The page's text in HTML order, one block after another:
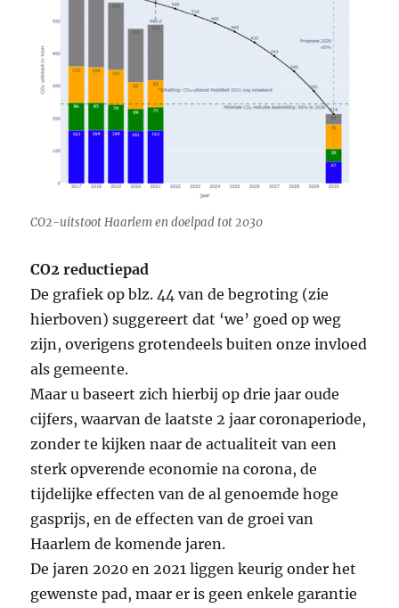
CO2-uitstoot Haarlem en doelpad tot 2030
CO2 reductiepad
De grafiek op blz. 44 van de begroting (zie
hierboven) suggereert dat ‘we’ goed op weg
zijn, overigens grotendeels buiten onze invloed
als gemeente.
Maar u baseert zich hierbij op drie jaar oude
cijfers, waarvan de laatste 2 jaar coronaperiode,
zonder te kijken naar de actualiteit van een
sterk opverende economie na corona, de
tijdelijke effecten van de al genoemde hoge
gasprijs, en de effecten van de groei van
Haarlem de komende jaren.
De jaren 2020 en 2021 liggen keurig onder het
gewenste pad, maar er is geen enkele garantie